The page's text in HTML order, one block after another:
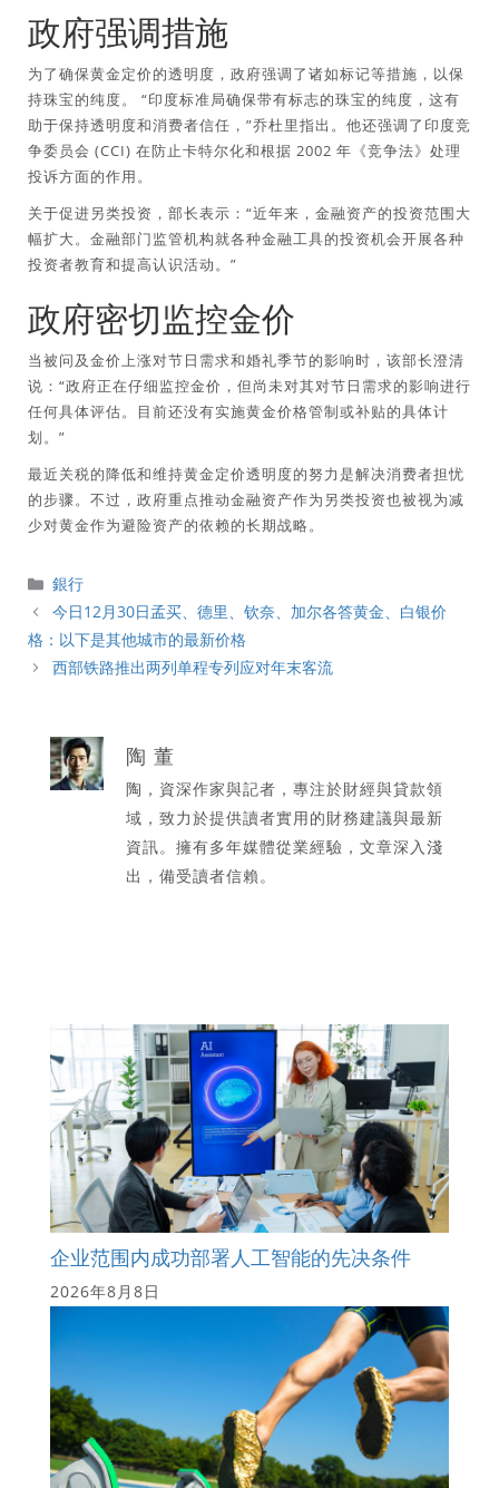
政府强调措施
为了确保黄金定价的透明度，政府强调了诸如标记等措施，以保
持珠宝的纯度。 “印度标准局确保带有标志的珠宝的纯度，这有
助于保持透明度和消费者信任，”乔杜里指出。他还强调了印度竞
争委员会 (CCI) 在防止卡特尔化和根据 2002 年《竞争法》处理
投诉方面的作用。
关于促进另类投资，部长表示：“近年来，金融资产的投资范围大
幅扩大。金融部门监管机构就各种金融工具的投资机会开展各种
投资者教育和提高认识活动。”
政府密切监控金价
当被问及金价上涨对节日需求和婚礼季节的影响时，该部长澄清
说：“政府正在仔细监控金价，但尚未对其对节日需求的影响进行
任何具体评估。目前还没有实施黄金价格管制或补贴的具体计
划。”
最近关税的降低和维持黄金定价透明度的努力是解决消费者担忧
的步骤。不过，政府重点推动金融资产作为另类投资也被视为减
少对黄金作为避险资产的依赖的长期战略。
分
類
銀行
今日12月30日孟买、德里、钦奈、加尔各答黄金、白银价
格：以下是其他城市的最新价格
西部铁路推出两列单程专列应对年末客流
陶 董
陶，資深作家與記者，專注於財經與貸款領
域，致力於提供讀者實用的財務建議與最新
資訊。擁有多年媒體從業經驗，文章深入淺
出，備受讀者信賴。
企业范围内成功部署人工智能的先决条件
2026年8月8日